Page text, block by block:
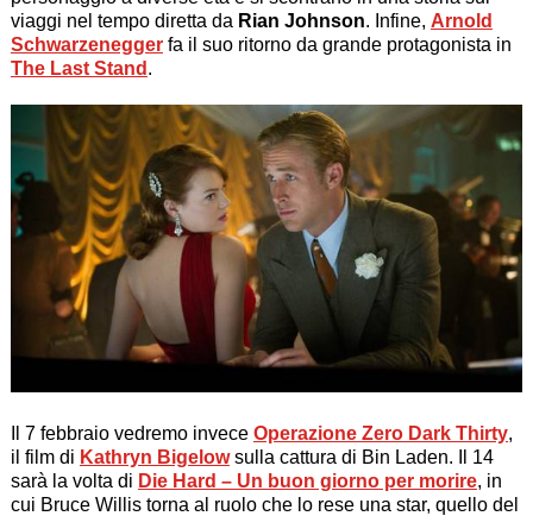
viaggi nel tempo diretta da Rian Johnson. Infine, Arnold
Schwarzeneggerfa il suo ritorno da grande protagonista in
The Last Stand .
Il 7 febbraio vedremo invece Operazione Zero Dark Thirty,
il film di Kathryn Bigelowsulla cattura di Bin Laden. Il 14
sarà la volta di Die Hard – Un buon giorno per morire, in
cui Bruce Willis torna al ruolo che lo rese una star, quello del